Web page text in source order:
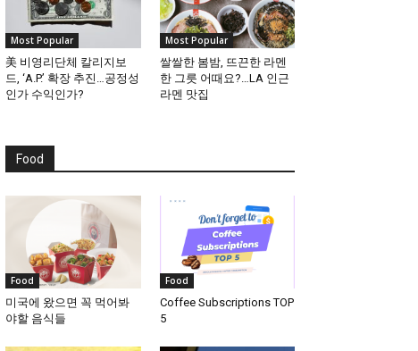
Most Popular
美 비영리단체 칼리지보
드, ‘A.P.’ 확장 추진…공정성
인가 수익인가?
Most Popular
쌀쌀한 봄밤, 뜨끈한 라멘
한 그릇 어때요?…LA 인근
라멘 맛집
Food
Food
미국에 왔으면 꼭 먹어봐
야할 음식들
Food
Coffee Subscriptions TOP
5